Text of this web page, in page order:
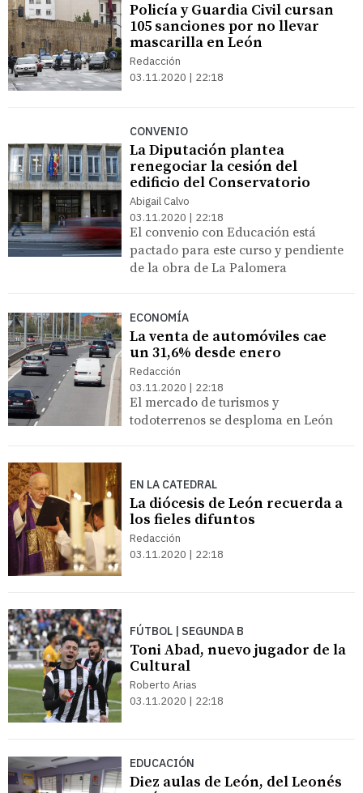
Policía y Guardia Civil cursan
105 sanciones por no llevar
mascarilla en León
Redacción
03.11.2020 | 22:18
CONVENIO
La Diputación plantea
renegociar la cesión del
edificio del Conservatorio
Abigail Calvo
03.11.2020 | 22:18
El convenio con Educación está
pactado para este curso y pendiente
de la obra de La Palomera
ECONOMÍA
La venta de automóviles cae
un 31,6% desde enero
Redacción
03.11.2020 | 22:18
El mercado de turismos y
todoterrenos se desploma en León
EN LA CATEDRAL
La diócesis de León recuerda a
los fieles difuntos
Redacción
03.11.2020 | 22:18
FÚTBOL | SEGUNDA B
Toni Abad, nuevo jugador de la
Cultural
Roberto Arias
03.11.2020 | 22:18
EDUCACIÓN
Diez aulas de León, del Leonés